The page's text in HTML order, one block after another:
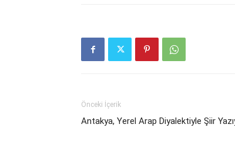
Önceki İçerik
Antakya, Yerel Arap Diyalektiyle Şiir